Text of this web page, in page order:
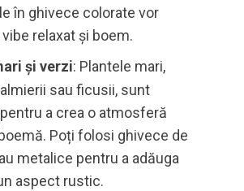
în ghivece colorate vor
relaxat și boem.
și verzi: Plantele mari,
sau ficusii, sunt
a crea o atmosferă
Poți folosi ghivece de
metalice pentru a adăuga
aspect rustic.